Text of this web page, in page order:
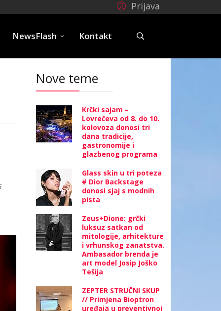
Prijava
NewsFlash Kontakt
Nove teme
Krčki sajam –
Lovrečeva od 8. do 10.
kolovoza donosi tri
dana tradicije,
gastronomije i
glazbenog programa
Glass skin u tri poteza
# Dior Backstage
donosi sjaj s modnih
pista
Zeus+Dione: grčki
luksuz satkan od
mitologije, arhitekture
i vrhunskog zanatstva.
Ambasador brenda je
art model Josip Joško
Tešija
ZEPTER STRUČNI SKUP
// Primjena Bioptron
uređaja u preventivnoj